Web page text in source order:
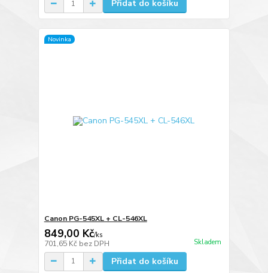
Přidat do košíku
Novinka
Canon PG-545XL + CL-546XL
849,00 Kč/ks
701,65 Kč bez DPH Skladem
Přidat do košíku